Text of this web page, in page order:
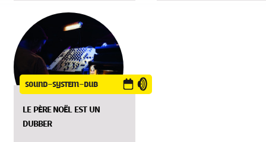
sound-system-dub
le père noël est un
dubber